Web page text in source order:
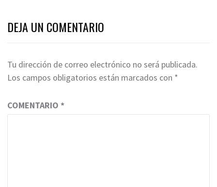
DEJA UN COMENTARIO
Tu dirección de correo electrónico no será publicada.
Los campos obligatorios están marcados con *
COMENTARIO *